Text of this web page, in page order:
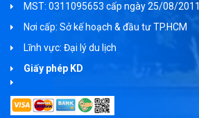
MST: 0311095653 cấp ngày 25/08/2011
Nơi cấp: Sở kế hoạch & đầu tư TP.HCM
Lĩnh vực: Đại lý du lịch
Giấy phép KD